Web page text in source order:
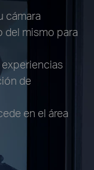
cámara
del mismo para
de
en el área